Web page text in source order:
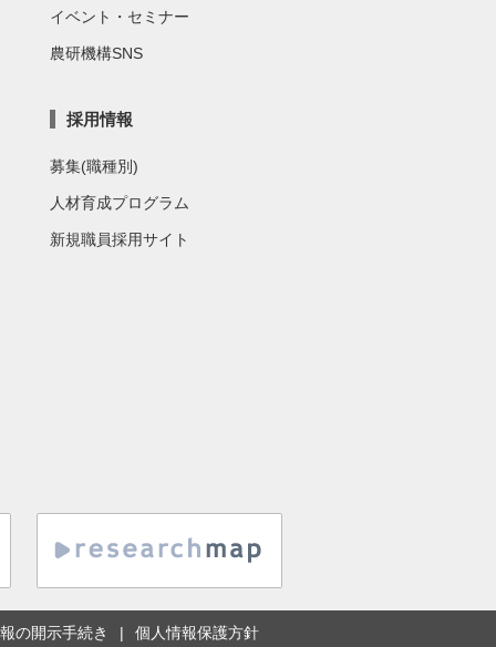
イベント・セミナー
農研機構SNS
採用情報
募集(職種別)
人材育成プログラム
新規職員採用サイト
の開示手続き 個人情報保護方針